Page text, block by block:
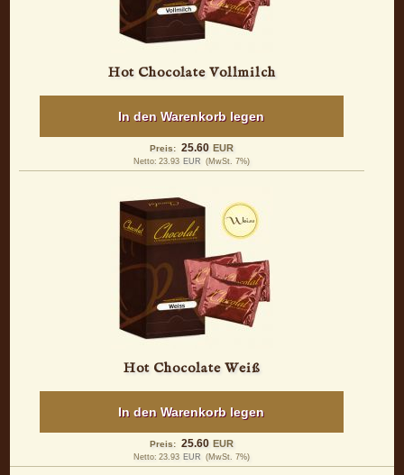
Hot Chocolate Vollmilch
In den Warenkorb legen
Preis: 25.60 EUR
Netto: 23.93 EUR (MwSt. 7%)
Hot Chocolate Weiß
In den Warenkorb legen
Preis: 25.60 EUR
Netto: 23.93 EUR (MwSt. 7%)